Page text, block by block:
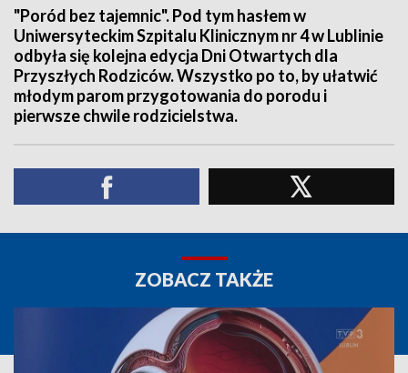
"Poród bez tajemnic". Pod tym hasłem w
Uniwersyteckim Szpitalu Klinicznym nr 4 w Lublinie
odbyła się kolejna edycja Dni Otwartych dla
Przyszłych Rodziców. Wszystko po to, by ułatwić
młodym parom przygotowania do porodu i
pierwsze chwile rodzicielstwa.
ZOBACZ TAKŻE